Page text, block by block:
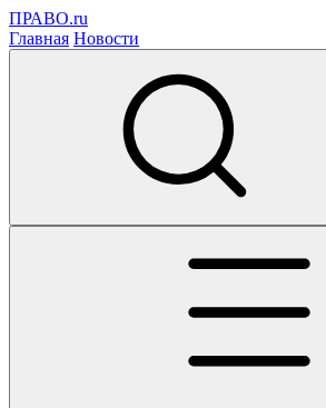
ПРАВО.ru
Главная Новости